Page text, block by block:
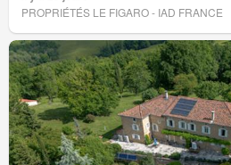
PROPRIÉTÉS LE FIGARO - IAD FRANCE